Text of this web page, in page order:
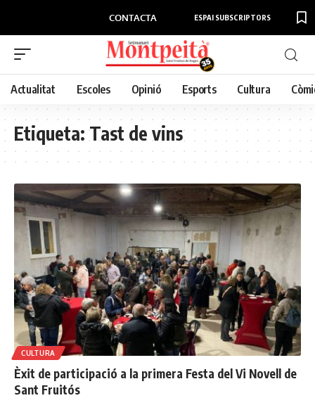
CONTACTA ESPAI SUBSCRIPTORS
Actualitat Escoles Opinió Esports Cultura
Etiqueta:Tast de vins
CULTURA
Èxit de participació a la primera Festa del Vi Novell de
Sant Fruitós